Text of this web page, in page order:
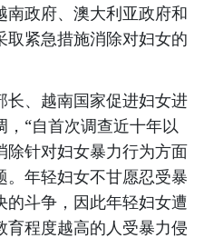
政府、澳大利亚政府和
紧急措施消除对妇女的
长、越南国家促进妇女进
“自首次调查近十年以
除针对妇女暴力行为方面
。年轻妇女不甘愿忍受暴
的斗争，因此年轻妇女遭
育程度越高的人受暴力侵